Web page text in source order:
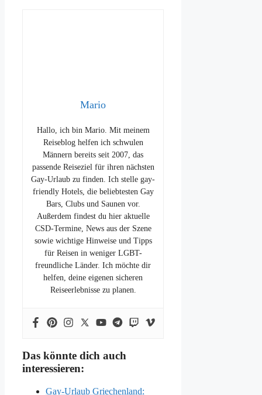
Mario
Hallo, ich bin Mario. Mit meinem
Reiseblog helfen ich schwulen
Männern bereits seit 2007, das
passende Reiseziel für ihren nächsten
Gay-Urlaub zu finden. Ich stelle gay-
friendly Hotels, die beliebtesten Gay
Bars, Clubs und Saunen vor.
Außerdem findest du hier aktuelle
CSD-Termine, News aus der Szene
sowie wichtige Hinweise und Tipps
für Reisen in weniger LGBT-
freundliche Länder. Ich möchte dir
helfen, deine eigenen sicheren
Reiseerlebnisse zu planen.
Das könnte dich auch
interessieren:
Gay-Urlaub Griechenland: